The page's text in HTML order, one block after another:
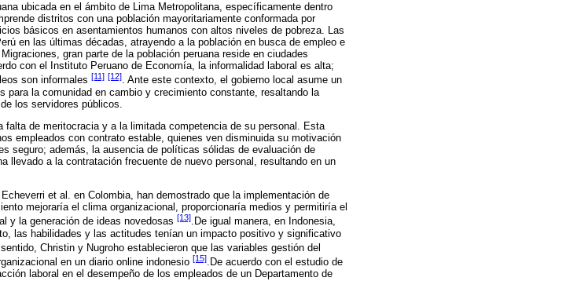
ubicada en el ámbito de Lima Metropolitana, específicamente dentro
distritos con una población mayoritariamente conformada por
básicos en asentamientos humanos con altos niveles de pobreza. Las
en las últimas décadas, atrayendo a la población en busca de empleo e
gran parte de la población peruana reside en ciudades
con el Instituto Peruano de Economía, la informalidad laboral es alta;
son informales [11] [12]. Ante este contexto, el gobierno local asume un
para la comunidad en cambio y crecimiento constante, resaltando la
los servidores públicos.
falta de meritocracia y a la limitada competencia de su personal. Esta
empleados con contrato estable, quienes ven disminuida su motivación
seguro; además, la ausencia de políticas sólidas de evaluación de
llevado a la contratación frecuente de nuevo personal, resultando en un
et al. en Colombia, han demostrado que la implementación de
mejoraría el clima organizacional, proporcionaría medios y permitiría el
y la generación de ideas novedosas [13].De igual manera, en Indonesia,
las habilidades y las actitudes tenían un impacto positivo y significativo
Christin y Nugroho establecieron que las variables gestión del
en un diario online indonesio [15].De acuerdo con el estudio de
laboral en el desempeño de los empleados de un Departamento de